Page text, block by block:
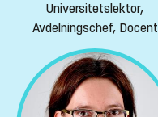
Universitetslektor,
Avdelningschef, Docent